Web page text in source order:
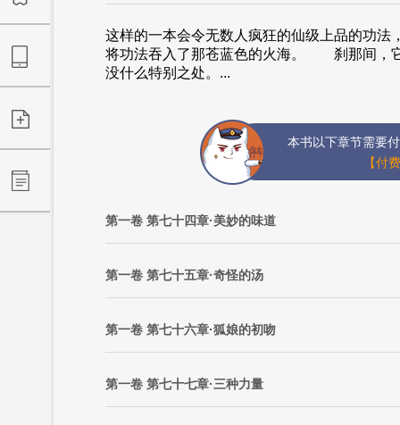
这样的一本会令无数人疯狂的仙级上品的功
将功法吞入了那苍蓝色的火海。 刹那间，
没什么特别之处。...
本书以下章节需要
【付
第一卷 第七十四章·美妙的味道
第一卷 第七十五章·奇怪的汤
第一卷 第七十六章·狐娘的初吻
第一卷 第七十七章·三种力量